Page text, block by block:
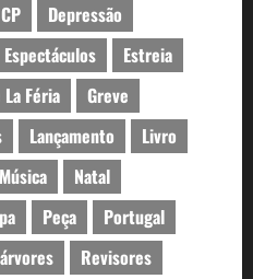
CP
Depressão
Espectáculos
Estreia
Féria
Greve
Lançamento
Livro
Música
Natal
Peça
Portugal
Revisores